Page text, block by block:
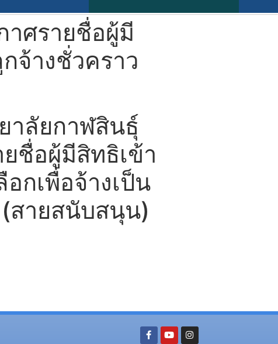
าศรายชื่อผู้มี
จ้างชั่วคราว
าลัยกาฬสินธุ์
ยชื่อผู้มีสิทธิเข้า
กเพื่อจ้างเป็น
สายสนับสนุน)